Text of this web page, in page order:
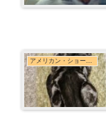
アメリカン・ショートヘア